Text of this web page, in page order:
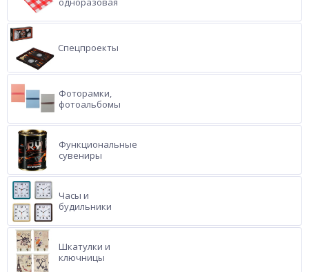
Спецпроекты
Фоторамки,
фотоальбомы
Функциональные
сувениры
Часы и
будильники
Шкатулки и
ключницы